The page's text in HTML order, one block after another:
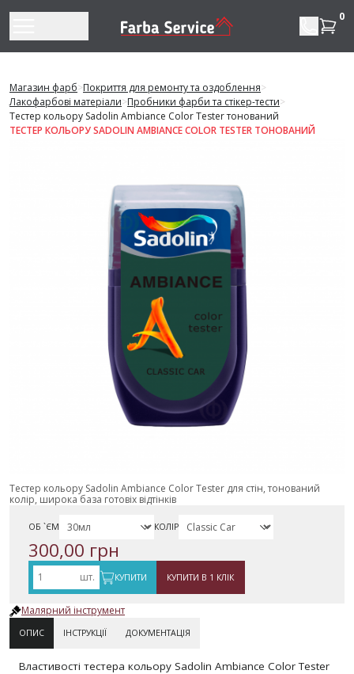
0
Магазин фарб>Покриття для ремонту та оздоблення>
Лакофарбові матеріали>Пробники фарби та стікер-тести>
Тестер кольору Sadolin Ambiance Color Tester тонований
ТЕСТЕР КОЛЬОРУ SADOLIN AMBIANCE COLOR TESTER ТОНОВАНИЙ
Тестер кольору Sadolin Ambiance Color Tester для стін, тонований
колір, широка база готовіх відтінків
ОБ `ЄМ КОЛІР
300,00 грн
шт. КУПИТИ КУПИТИ В 1 КЛІК
Малярний інструмент
ОПИС ІНСТРУКЦІЇ ДОКУМЕНТАЦІЯ
Властивості тестера кольору Sadolin Ambiance Color Tester